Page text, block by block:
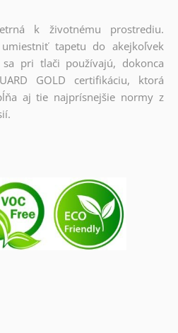
k životnému prostrediu.
tapetu do akejkoľvek
pri tlači používajú, dokonca
GOLD certifikáciu, ktorá
aj tie najprísnejšie normy z